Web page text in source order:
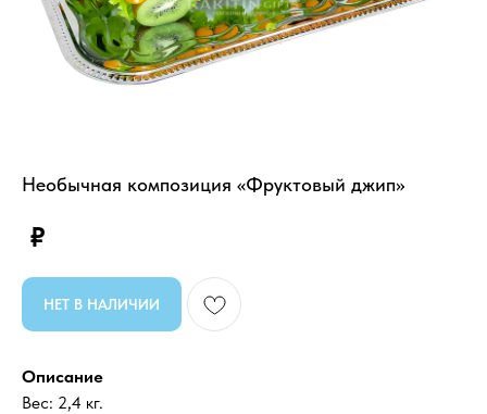
Необычная композиция «Фруктовый джип»
₽
НЕТ В НАЛИЧИИ
Описание
Вес: 2,4 кг.